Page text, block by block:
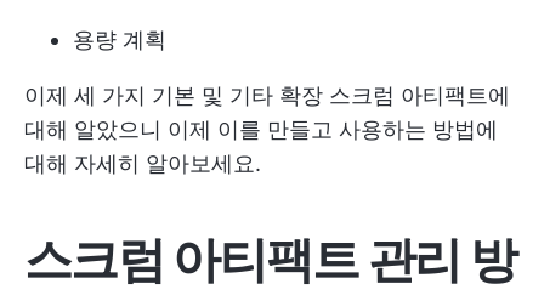
용량 계획
이제 세 가지 기본 및 기타 확장 스크럼 아티팩트에
대해 알았으니 이제 이를 만들고 사용하는 방법에
대해 자세히 알아보세요.
스크럼 아티팩트 관리 방